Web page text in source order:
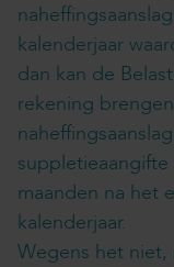
kalenderjaar
dan kan de
rekening
maanden na het
kalenderjaar.
Wegens het